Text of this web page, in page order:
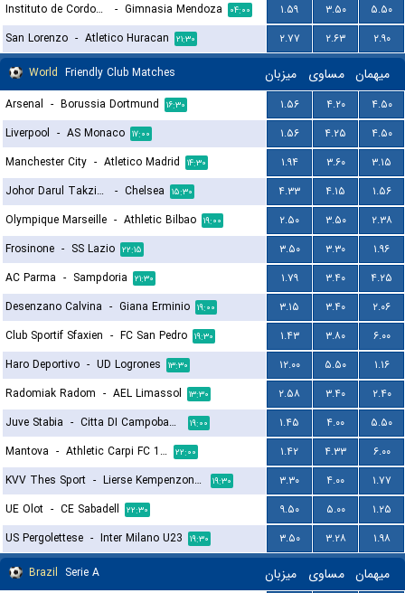
Instituto de Cordoba
- Gimnasia Mendoza ۰۴:۰۰ ۱.۵۹ ۳.۵۰
۵.۵۰
San Lorenzo - Atletico Huracan ۲۱:۳۰ ۲.۷۷ ۲.۶۳
۲.۹۰
World Friendly Club Matches میزبان مساوی میهمان
Arsenal - Borussia Dortmund ۱۶:۳۰ ۱.۵۶ ۴.۲۰
۴.۵۰
Liverpool - AS Monaco ۱۷:۰۰ ۱.۵۶ ۴.۲۵
۴.۵۰
Manchester City - Atletico Madrid ۱۴:۳۰ ۱.۹۴ ۳.۶۰
۳.۱۵
Johor Darul Takzim FC
- Chelsea ۱۵:۳۰ ۴.۳۳ ۴.۱۵
۱.۵۶
Olympique Marseille - Athletic Bilbao ۱۹:۰۰ ۲.۵۰ ۳.۵۰
۲.۳۸
Frosinone - SS Lazio ۲۲:۱۵ ۳.۵۰ ۳.۳۰
۱.۹۶
AC Parma - Sampdoria ۲۱:۳۰ ۱.۷۹ ۳.۴۰
۴.۲۵
Desenzano Calvina - Giana Erminio ۱۹:۰۰ ۳.۱۵ ۳.۴۰
۲.۰۶
Club Sportif Sfaxien - FC San Pedro ۱۹:۳۰ ۱.۴۳ ۳.۸۰
۶.۰۰
Haro Deportivo - UD Logrones ۱۳:۳۰ ۱۲.۰۰ ۵.۵۰
۱.۱۶
Radomiak Radom - AEL Limassol ۱۳:۳۰ ۲.۵۸ ۳.۴۰
۲.۴۰
Juve Stabia - Citta DI Campobasso ۱۹:۰۰ ۱.۴۵ ۴.۰۰
۵.۵۰
Mantova - Athletic Carpi FC 1909 ۲۲:۰۰ ۱.۴۲ ۴.۳۳
۶.۰۰
KVV Thes Sport - Lierse Kempenzonen ۱۹:۳۰ ۳.۳۰ ۴.۰۰
۱.۷۷
UE Olot - CE Sabadell ۲۲:۳۰ ۹.۵۰ ۵.۰۰
۱.۲۵
US Pergolettese - Inter Milano U23 ۱۹:۳۰ ۳.۵۰ ۳.۲۸
۱.۹۸
Brazil Serie A میزبان مساوی میهمان